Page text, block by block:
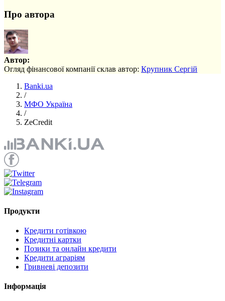
Про автора
Автор:
Огляд фінансової компанії склав автор: Крупник Сергій
Banki.ua
/
МФО Україна
/
ZeCredit
Продукти
Кредити готівкою
Кредитні картки
Позики та онлайн кредити
Кредити аграріям
Гривневі депозити
Інформація